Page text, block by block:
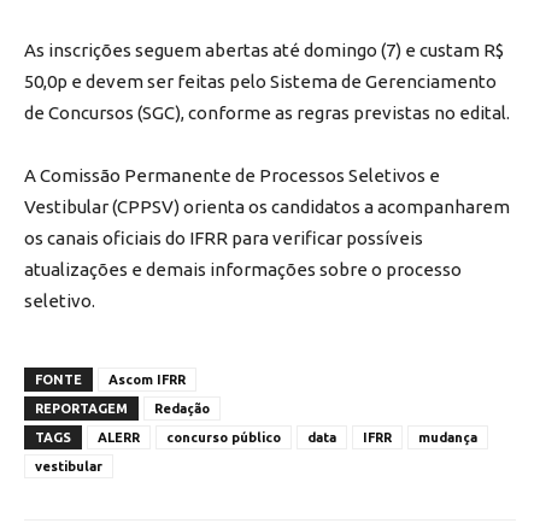
As inscrições seguem abertas até domingo (7) e custam R$
50,0p e devem ser feitas pelo Sistema de Gerenciamento
de Concursos (SGC), conforme as regras previstas no edital.
A Comissão Permanente de Processos Seletivos e
Vestibular (CPPSV) orienta os candidatos a acompanharem
os canais oficiais do IFRR para verificar possíveis
atualizações e demais informações sobre o processo
seletivo.
FONTE
Ascom IFRR
REPORTAGEM
Redação
TAGS
ALERR concurso público data IFRR
mudança
vestibular